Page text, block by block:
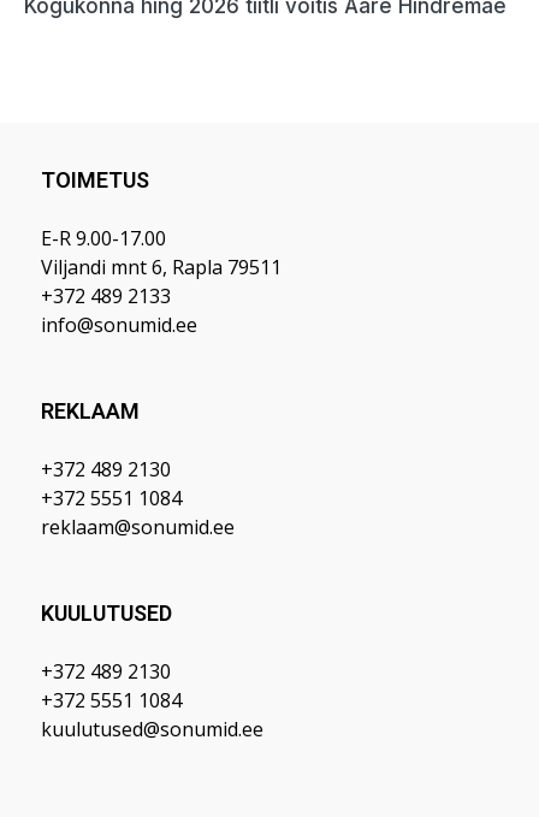
TOIMETUS
E-R 9.00-17.00
Viljandi mnt 6, Rapla 79511
+372 489 2133
info@sonumid.ee
REKLAAM
+372 489 2130
+372 5551 1084
reklaam@sonumid.ee
KUULUTUSED
+372 489 2130
+372 5551 1084
kuulutused@sonumid.ee